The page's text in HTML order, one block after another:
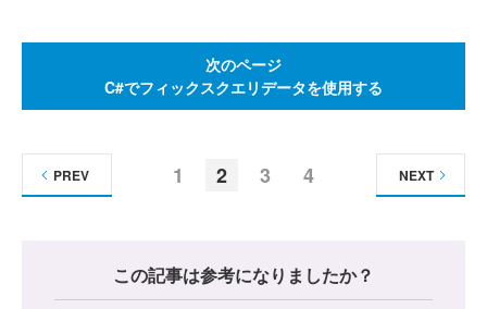
次のページ
C#でフィックスクエリデータを使用する
1 2 3 4
PREV NEXT
この記事は参考になりましたか？